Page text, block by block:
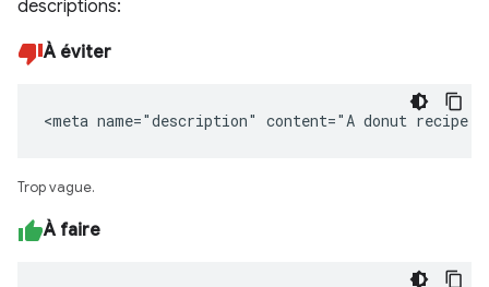
descriptions:
À éviter
<meta name="description" content="A donut
Trop vague.
À faire